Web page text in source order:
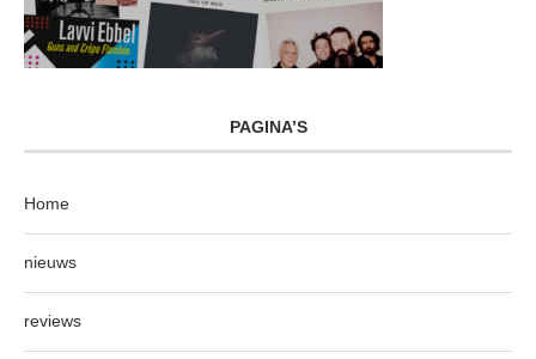
PAGINA’S
Home
nieuws
reviews